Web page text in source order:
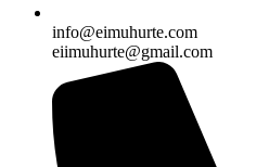
info@eimuhurte.com
eiimuhurte@gmail.com